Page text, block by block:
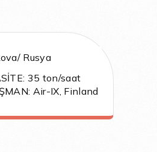
Rusya
35 ton/saat
Air-IX, Finland